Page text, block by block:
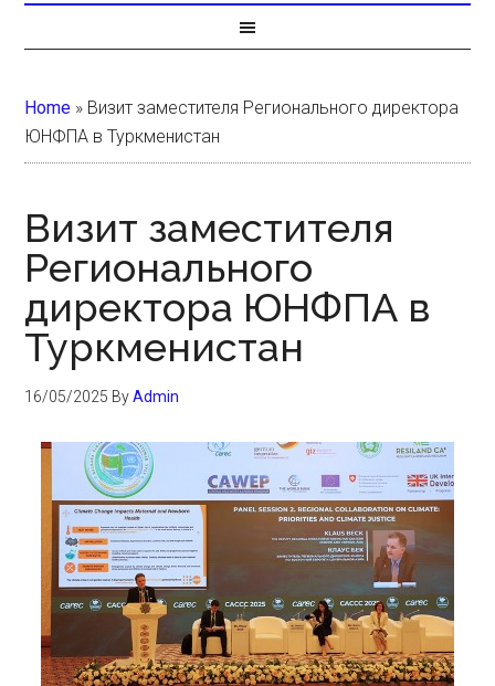
Home » Визит заместителя Регионального директора
ЮНФПА в Туркменистан
Визит заместителя
Регионального
директора ЮНФПА в
Туркменистан
16/05/2025 ByAdmin